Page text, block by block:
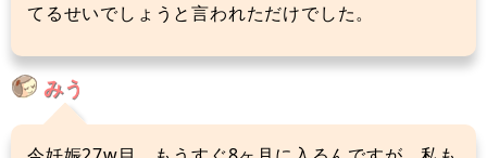
てるせいでしょうと言われただけでした。
みう